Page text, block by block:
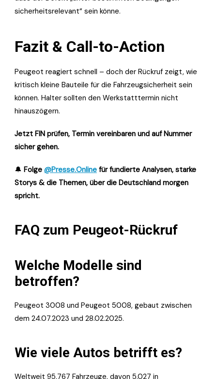
sicherheitsrelevant“ sein könne.
Fazit & Call-to-Action
Peugeot reagiert schnell – doch der Rückruf zeigt, wie
kritisch kleine Bauteile für die Fahrzeugsicherheit sein
können. Halter sollten den Werkstatttermin nicht
hinauszögern.
Jetzt FIN prüfen, Termin vereinbaren und auf Nummer
sicher gehen.
🔔 Folge @Presse.Online für fundierte Analysen, starke
Storys & die Themen, über die Deutschland morgen
spricht.
FAQ zum Peugeot-Rückruf
Welche Modelle sind
betroffen?
Peugeot 3008 und Peugeot 5008, gebaut zwischen
dem 24.07.2023 und 28.02.2025.
Wie viele Autos betrifft es?
Weltweit 95.767 Fahrzeuge, davon 5.027 in